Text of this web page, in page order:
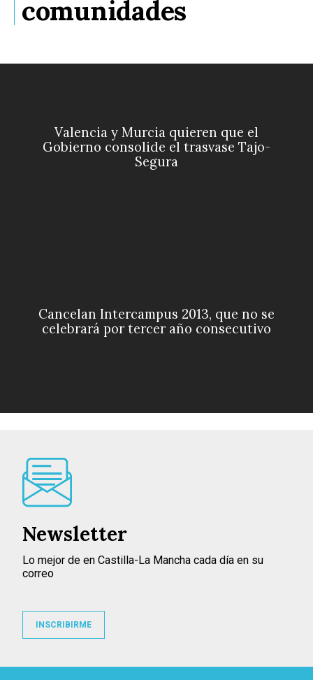
comunidades
Valencia y Murcia quieren que el
Gobierno consolide el trasvase Tajo-
Segura
Cancelan Intercampus 2013, que no se
celebrará por tercer año consecutivo
Newsletter
Lo mejor de en Castilla-La Mancha cada día en su
correo
INSCRIBIRME